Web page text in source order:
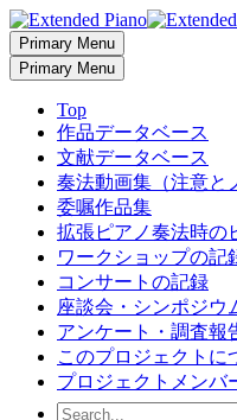
Primary Menu
Primary Menu
Top
作品データベース
文献データベース
奏法動画集（注意と
委嘱作品集
拡張ピアノ奏法時の
ワークショップの記
コンサートの記録
座談会・シンポジウ
アンケート・調査報
このプロジェクトに
プロジェクトメンバ